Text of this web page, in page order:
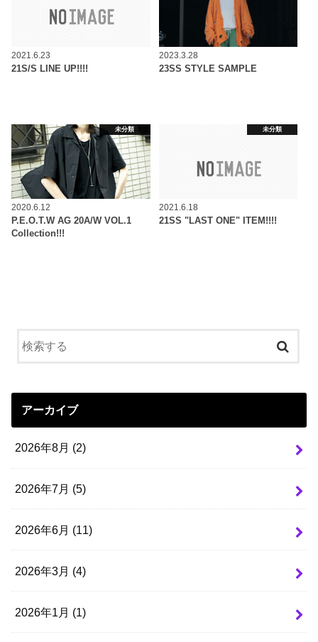
2021.6.23
21S/S LINE UP!!!!
2023.3.28
23SS STYLE SAMPLE
未分類
2020.6.12
P.E.O.T.W AG 20A/W VOL.1
Collection!!!
未分類
2021.6.18
21SS "LAST ONE" ITEM!!!!
アーカイブ
2026年8月 (2)
2026年7月 (5)
2026年6月 (11)
2026年3月 (4)
2026年1月 (1)